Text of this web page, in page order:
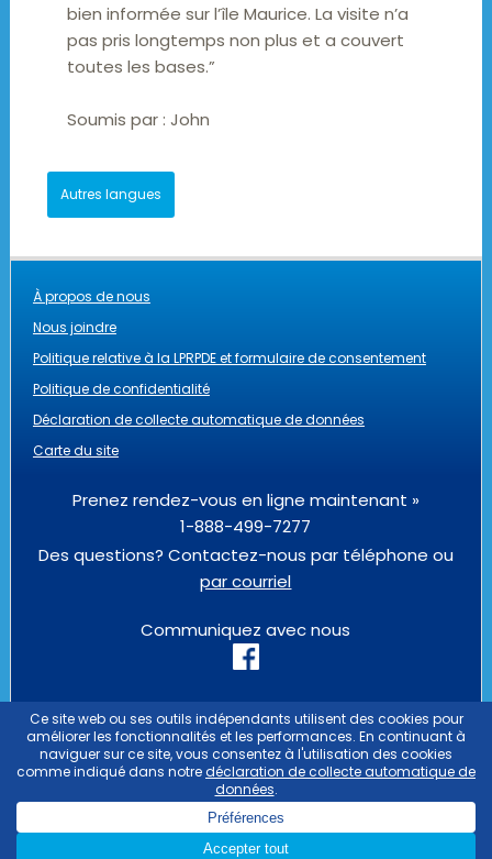
bien informée sur l’île Maurice. La visite n’a
pas pris longtemps non plus et a couvert
toutes les bases.”
Soumis par :John
Autres langues
À propos de nous
Nous joindre
Politique relative à la LPRPDE et formulaire de consentement
Politique de confidentialité
Déclaration de collecte automatique de données
Carte du site
Prenez rendez-vous en ligne maintenant »
1-888-499-7277
Des questions? Contactez-nous par téléphone ou
par courriel
Communiquez avec nous
PASSPORT HEALTH IS ANOUTLIERBUSINESS
PASSPORT HEALTH ES UNA EMPRESA QUE
PERTENECE AL GRUPOOUTLIER
HEALTH EST UNE ENTREPRISE DU GROUPE
OUTLIERCOPYRIGHT © 2026